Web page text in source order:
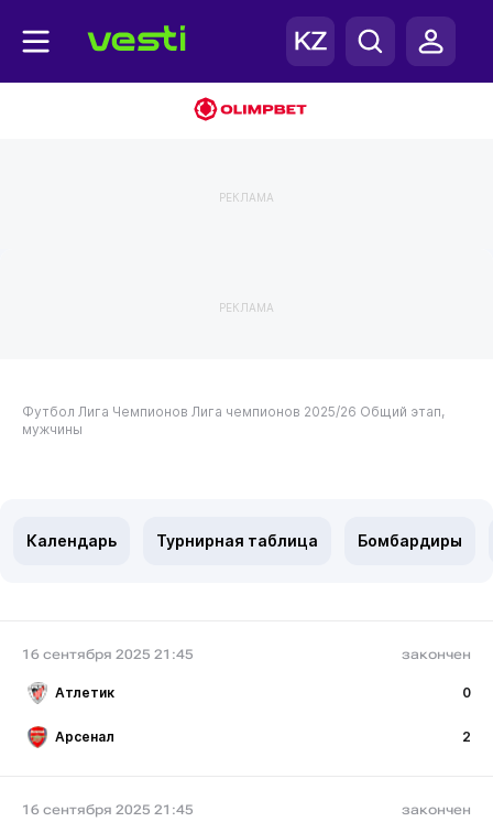
РЕКЛАМА
РЕКЛАМА
Футбол Лига Чемпионов Лига чемпионов 2025/26 Общий этап,
мужчины
Календарь Турнирная таблица Бомбардиры
16 сентября 2025 21:45 закончен
Атлетик 0
Арсенал 2
16 сентября 2025 21:45 закончен